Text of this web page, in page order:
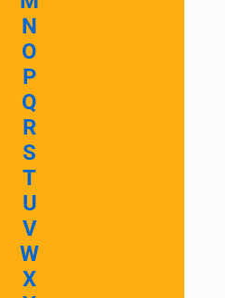
N
O
P
Q
R
S
T
U
V
W
X